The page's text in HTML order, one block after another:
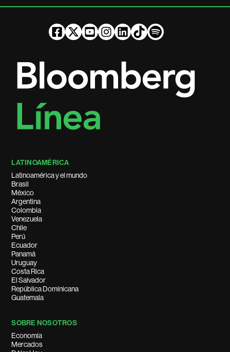
LATINOAMÉRICA
Latinoamérica y el mundo
Brasil
México
Argentina
Colombia
Venezuela
Chile
Perú
Ecuador
Panamá
Uruguay
Costa Rica
El Salvador
República Dominicana
Guatemala
SOBRE NOSOTROS
Economía
Mercados